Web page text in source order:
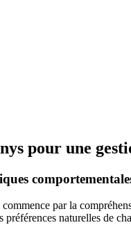
pour une
par la
naturelles de